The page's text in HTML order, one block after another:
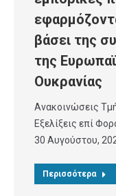
βάσει της
της
Ουκρανίας
Ανακοινώσεις
Εξελίξεις επί
30 Αυγούστου,
Περισσότερα